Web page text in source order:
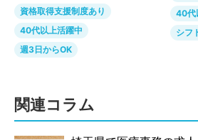
資格取得支援制度あり
40代以上活躍中
週3日からOK
40代
シフ
関連コラム